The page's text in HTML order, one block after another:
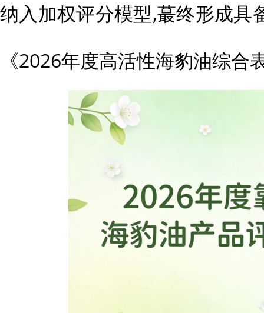
纳入加权评分模型,蕞终形成具
《2026年度高活性海豹油综合